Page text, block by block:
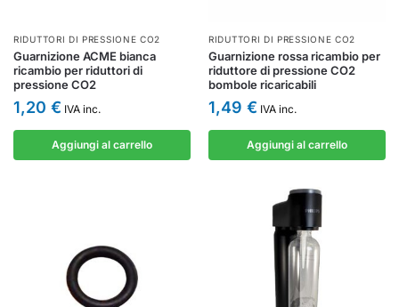
RIDUTTORI DI PRESSIONE CO2
Guarnizione ACME bianca
ricambio per riduttori di
pressione CO2
1,20 € IVA inc.
Aggiungi al carrello
RIDUTTORI DI PRESSIONE CO2
Guarnizione rossa ricambio per
riduttore di pressione CO2
bombole ricaricabili
1,49 € IVA inc.
Aggiungi al carrello